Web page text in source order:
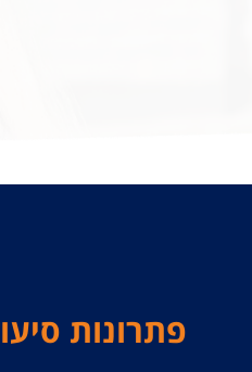
פתרונות